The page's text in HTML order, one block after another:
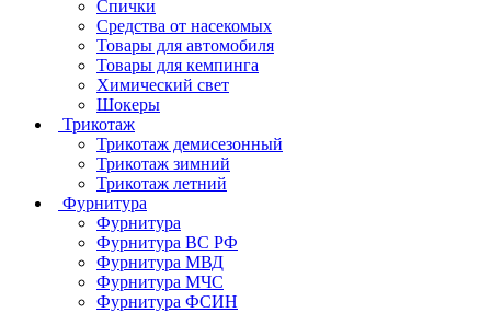
Спички
Средства от насекомых
Товары для автомобиля
Товары для кемпинга
Химический свет
Шокеры
Трикотаж
Трикотаж демисезонный
Трикотаж зимний
Трикотаж летний
Фурнитура
Фурнитура
Фурнитура ВС РФ
Фурнитура МВД
Фурнитура МЧС
Фурнитура ФСИН